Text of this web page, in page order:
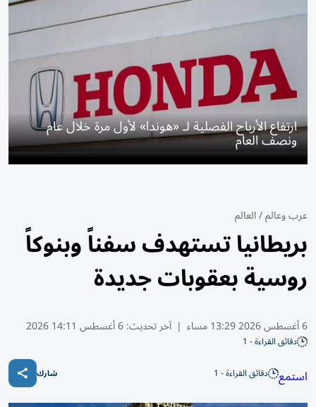
ارتفاع الأرباح الفصلية لـ «هوندا» لأول مرة خلال عام
ونصف العام
عرب وعالم/العالم
بريطانيا تستهدف سفناً وبنوكاً
روسية بعقوبات جديدة
6 أغسطس 2026 13:29 مساء | آخر تحديث:6 أغسطس 14:11 2026
دقائق القراءة - 1
استمع دقائق القراءة - 1 شارك